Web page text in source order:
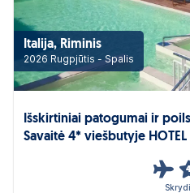
Italija, Riminis
2026 Rugpjūtis - Spalis
Išskirtiniai patogumai ir
Savaitė 4* viešbutyje HOTEL
4